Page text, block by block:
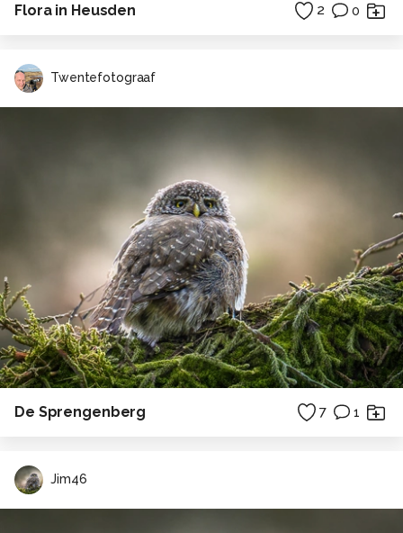
Flora in Heusden 2 0
Twentefotograaf
De Sprengenberg 7 1
Jim46